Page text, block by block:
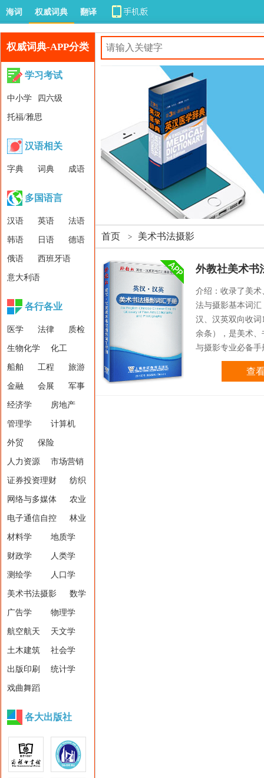
海词 权威词典 翻译
权威词典-APP分类
学习考试
中小学 四六级
托福/雅思
汉语相关
字典 词典 成语
多国语言
汉语 英语 法语
韩语 日语 德语
俄语 西班牙语
意大利语
各行各业
医学 法律 质检
生物化学 化工
船舶 工程 旅游
金融 会展 军事
经济学 房地产
管理学 计算机
外贸 保险
人力资源 市场营销
证券投资理财 纺织
网络与多媒体 农业
电子通信自控 林业
材料学 地质学
财政学 人类学
测绘学 人口学
美术书法摄影 数学
广告学 物理学
航空航天 天文学
土木建筑 社会学
出版印刷 统计学
戏曲舞蹈
各大出版社
首页 > 美术书法摄影
外教社美术书
介绍：收录了美术
法与摄影基本词汇
汉、汉英双向收词
余条），是美术、
与摄影专业必备手
查